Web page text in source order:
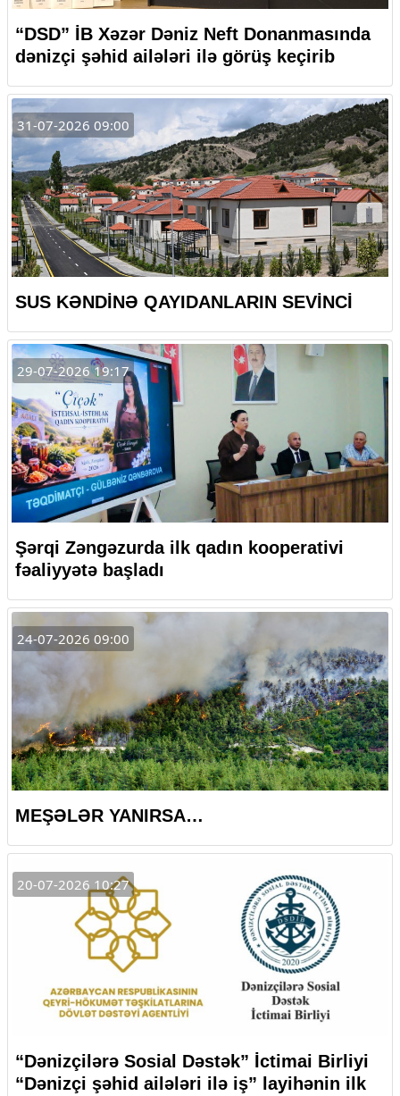
“DSD” İB Xəzər Dəniz Neft Donanmasında
dənizçi şəhid ailələri ilə görüş keçirib
31-07-2026 09:00
SUS KƏNDİNƏ QAYIDANLARIN SEVİNCİ
29-07-2026 19:17
Şərqi Zəngəzurda ilk qadın kooperativi
fəaliyyətə başladı
24-07-2026 09:00
MEŞƏLƏR YANIRSA…
20-07-2026 10:27
“Dənizçilərə Sosial Dəstək” İctimai Birliyi
“Dənizçi şəhid ailələri ilə iş” layihənin ilk